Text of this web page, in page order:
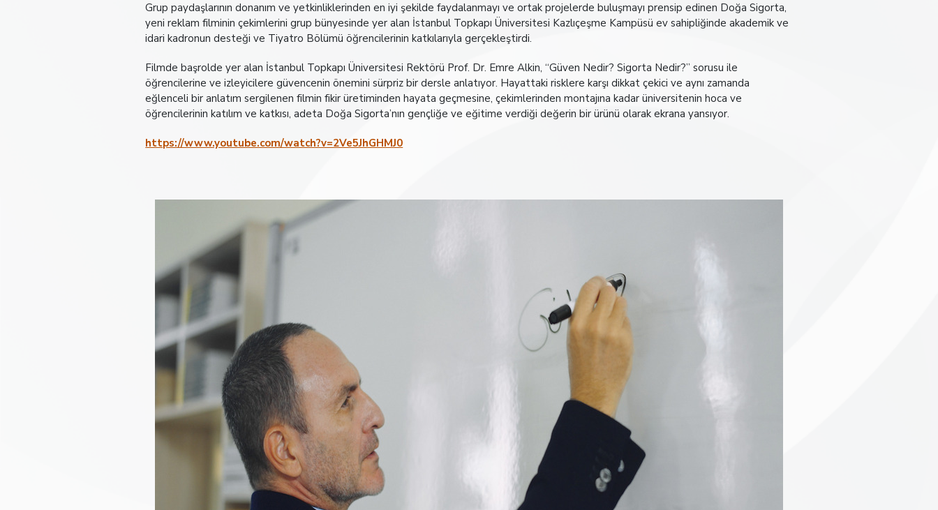
Grup paydaşlarının donanım ve yetkinliklerinden en iyi şekilde faydalanmayı ve ortak projelerde buluşmayı prensip edinen Doğa Sigorta,
yeni reklam filminin çekimlerini grup bünyesinde yer alan İstanbul Topkapı Üniversitesi Kazlıçeşme Kampüsü ev sahipliğinde akademik ve
idari kadronun desteği ve Tiyatro Bölümü öğrencilerinin katkılarıyla gerçekleştirdi.
Filmde başrolde yer alan İstanbul Topkapı Üniversitesi Rektörü Prof. Dr. Emre Alkin, “Güven Nedir? Sigorta Nedir?” sorusu ile
öğrencilerine ve izleyicilere güvencenin önemini sürpriz bir dersle anlatıyor. Hayattaki risklere karşı dikkat çekici ve aynı zamanda
eğlenceli bir anlatım sergilenen filmin fikir üretiminden hayata geçmesine, çekimlerinden montajına kadar üniversitenin hoca ve
öğrencilerinin katılım ve katkısı, adeta Doğa Sigorta’nın gençliğe ve eğitime verdiği değerin bir ürünü olarak ekrana yansıyor.
https://www.youtube.com/watch?v=2Ve5JhGHMJ0